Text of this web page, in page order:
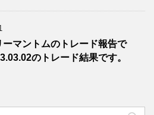
ーマントムのトレード報告で
のトレード結果です。